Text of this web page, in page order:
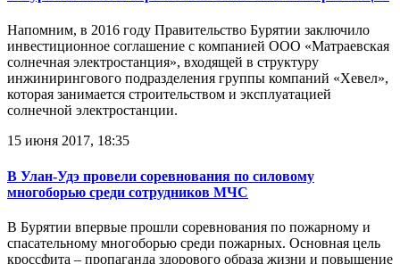
Напомним, в 2016 году Правительство Бурятии заключило
инвестиционное соглашение с компанией ООО «Матраевская
солнечная электростанция», входящей в структуру
инжинирингового подразделения группы компаний «Хевел»,
которая занимается строительством и эксплуатацией
солнечной электростанции.
15 июня 2017, 18:35
В Улан-Удэ провели соревнования по силовому
многоборью среди сотрудников МЧС
В Бурятии впервые прошли соревнования по пожарному и
спасательному многоборью среди пожарных. Основная цель
кроссфита – пропаганда здорового образа жизни и повышение